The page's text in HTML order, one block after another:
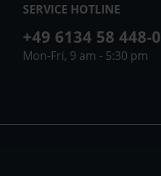
SERVICE HOTLINE
+49 6134 58 448-0
Mon-Fri, 9 am - 5:30 pm